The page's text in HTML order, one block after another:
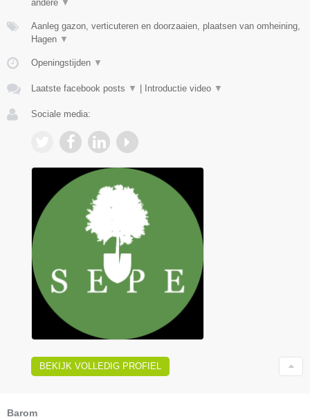
andere ▼
Aanleg gazon, verticuteren en doorzaaien, plaatsen van omheining,
Hagen ▼
Openingstijden ▼
Laatste facebook posts ▼ | Introductie video ▼
Sociale media:
BEKIJK VOLLEDIG PROFIEL
Barom